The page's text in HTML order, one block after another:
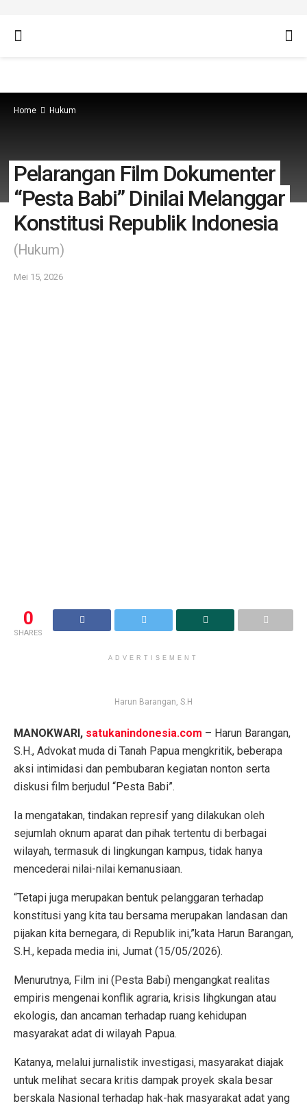
Home Hukum
Pelarangan Film Dokumenter
“Pesta Babi” Dinilai Melanggar
Konstitusi Republik Indonesia
(Hukum)
Mei 15, 2026
0
SHARES
ADVERTISEMENT
Harun Barangan, S.H
MANOKWARI, satukanindonesia.com – Harun Barangan,
S.H., Advokat muda di Tanah Papua mengkritik, beberapa
aksi intimidasi dan pembubaran kegiatan nonton serta
diskusi film berjudul “Pesta Babi”.
Ia mengatakan, tindakan represif yang dilakukan oleh
sejumlah oknum aparat dan pihak tertentu di berbagai
wilayah, termasuk di lingkungan kampus, tidak hanya
mencederai nilai-nilai kemanusiaan.
“Tetapi juga merupakan bentuk pelanggaran terhadap
konstitusi yang kita tau bersama merupakan landasan dan
pijakan kita bernegara, di Republik ini,”kata Harun Barangan,
S.H., kepada media ini, Jumat (15/05/2026).
Menurutnya, Film ini (Pesta Babi) mengangkat realitas
empiris mengenai konflik agraria, krisis lihgkungan atau
ekologis, dan ancaman terhadap ruang kehidupan
masyarakat adat di wilayah Papua.
Katanya, melalui jurnalistik investigasi, masyarakat diajak
untuk melihat secara kritis dampak proyek skala besar
berskala Nasional terhadap hak-hak masyarakat adat yang